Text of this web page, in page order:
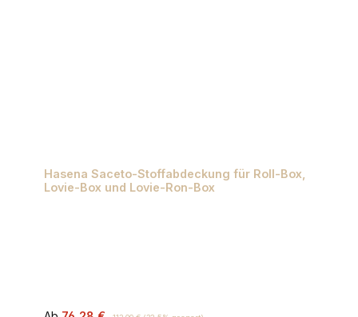
Hasena Saceto-Stoffabdeckung für Roll-Box,
Lovie-Box und Lovie-Ron-Box